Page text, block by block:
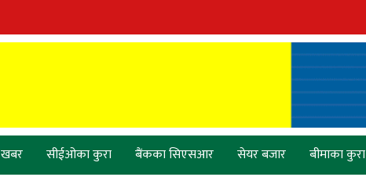
खबर सीईओका कुरा बैंकका सिएसआर सेयर बजार बीमाका कुरा